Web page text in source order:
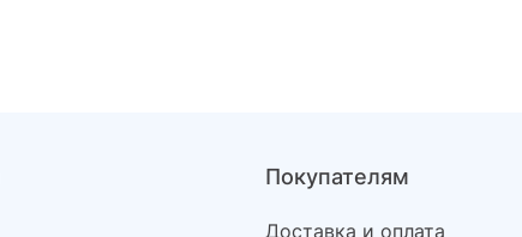
Покупателям
Доставка и оплата